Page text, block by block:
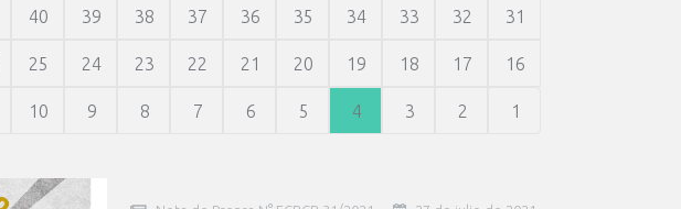
40 39 38 37 36 35 34 33 32 31
25 24 23 22 21 20 19 18 17 16
10 9 8 7 6 5 4 3 2 1